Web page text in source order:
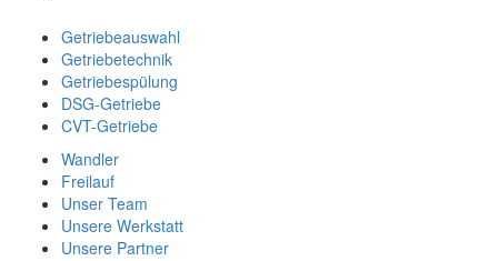
Getriebeauswahl
Getriebetechnik
Getriebespülung
DSG-Getriebe
CVT-Getriebe
Wandler
Freilauf
Unser Team
Unsere Werkstatt
Unsere Partner